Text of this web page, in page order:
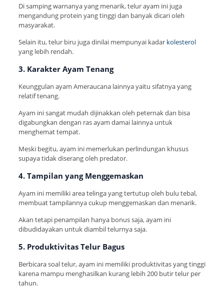
Di samping warnanya yang menarik, telur ayam ini juga
mengandung protein yang tinggi dan banyak dicari oleh
masyarakat.
Selain itu, telur biru juga dinilai mempunyai kadar kolesterol
yang lebih rendah.
3. Karakter Ayam Tenang
Keunggulan ayam Ameraucana lainnya yaitu sifatnya yang
relatif tenang.
Ayam ini sangat mudah dijinakkan oleh peternak dan bisa
digabungkan dengan ras ayam damai lainnya untuk
menghemat tempat.
Meski begitu, ayam ini memerlukan perlindungan khusus
supaya tidak diserang oleh predator.
4. Tampilan yang Menggemaskan
Ayam ini memiliki area telinga yang tertutup oleh bulu tebal,
membuat tampilannya cukup menggemaskan dan menarik.
Akan tetapi penampilan hanya bonus saja, ayam ini
dibudidayakan untuk diambil telurnya saja.
5. Produktivitas Telur Bagus
Berbicara soal telur, ayam ini memiliki produktivitas yang tinggi
karena mampu menghasilkan kurang lebih 200 butir telur per
tahun.